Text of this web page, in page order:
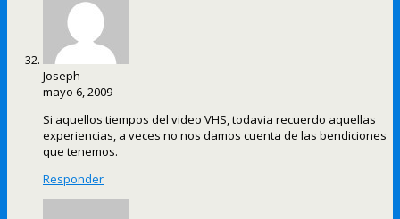
Joseph
mayo 6, 2009
Si aquellos tiempos del video VHS, todavia recuerdo aquellas
experiencias, a veces no nos damos cuenta de las bendiciones
que tenemos.
Responder